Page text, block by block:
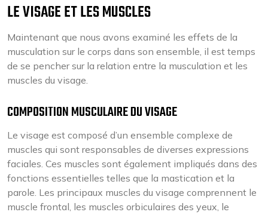
LE VISAGE ET LES MUSCLES
Maintenant que nous avons examiné les effets de la
musculation sur le corps dans son ensemble, il est temps
de se pencher sur la relation entre la musculation et les
muscles du visage.
COMPOSITION MUSCULAIRE DU VISAGE
Le visage est composé d’un ensemble complexe de
muscles qui sont responsables de diverses expressions
faciales. Ces muscles sont également impliqués dans des
fonctions essentielles telles que la mastication et la
parole. Les principaux muscles du visage comprennent le
muscle frontal, les muscles orbiculaires des yeux, le